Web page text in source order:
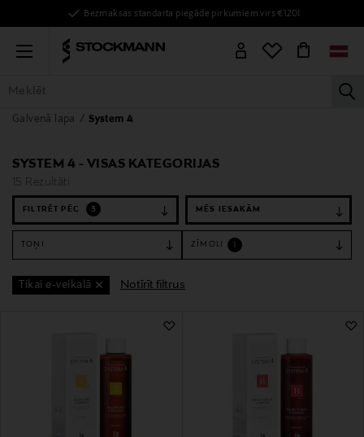
Bezmaksas standarta piegāde pirkumiem virs €120!
Menu
VISAS PRECES SIEVIETĒM
Galvenā lapa System 4
SYSTEM 4 - VISAS KATEGORIJAS
15 Rezultāti
FILTRĒT PĒC 3
TOŅI ZĪMOLI
Tikai e-veikalā Notīrīt filtrus